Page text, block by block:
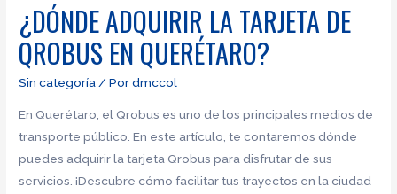
¿DÓNDE ADQUIRIR LA TARJETA DE
QROBUS EN QUERÉTARO?
Sin categoría / Pordmccol
En Querétaro, el Qrobus es uno de los principales medios de
transporte público. En este artículo, te contaremos dónde
puedes adquirir la tarjeta Qrobus para disfrutar de sus
servicios. ¡Descubre cómo facilitar tus trayectos en la ciudad